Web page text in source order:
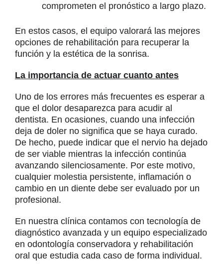
comprometen el pronóstico a largo plazo.
En estos casos, el equipo valorará las mejores
opciones de rehabilitación para recuperar la
función y la estética de la sonrisa.
La importancia de actuar cuanto antes
Uno de los errores más frecuentes es esperar a
que el dolor desaparezca para acudir al
dentista. En ocasiones, cuando una infección
deja de doler no significa que se haya curado.
De hecho, puede indicar que el nervio ha dejado
de ser viable mientras la infección continúa
avanzando silenciosamente. Por este motivo,
cualquier molestia persistente, inflamación o
cambio en un diente debe ser evaluado por un
profesional.
En nuestra clínica contamos con tecnología de
diagnóstico avanzada y un equipo especializado
en odontología conservadora y rehabilitación
oral que estudia cada caso de forma individual.